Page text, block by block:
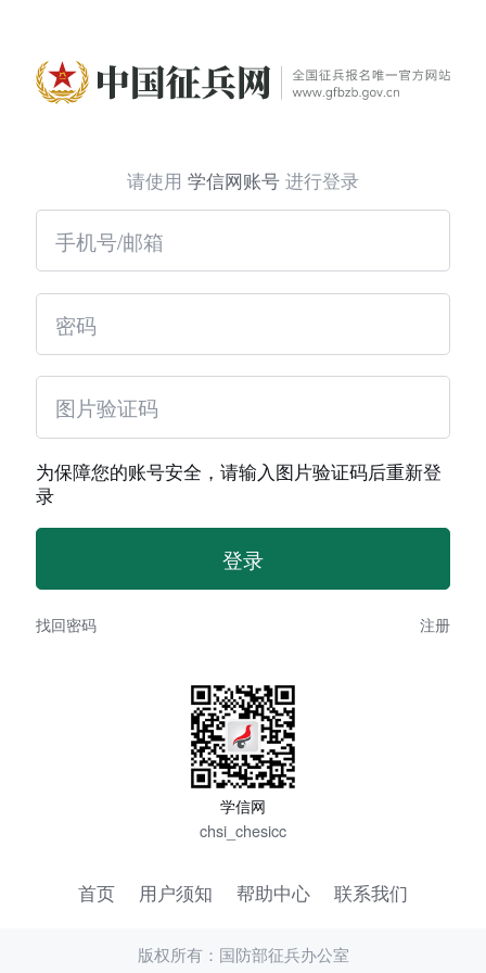
请使用 学信网账号 进行登录
为保障您的账号安全，请输入图片验证码后重新登
录
找回密码 注册
学信网
chsi_chesicc
首页 用户须知 帮助中心 联系我们
版权所有：国防部征兵办公室